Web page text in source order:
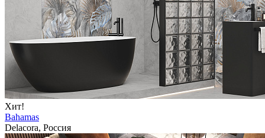
Хит!
Bahamas
Delacora, Россия